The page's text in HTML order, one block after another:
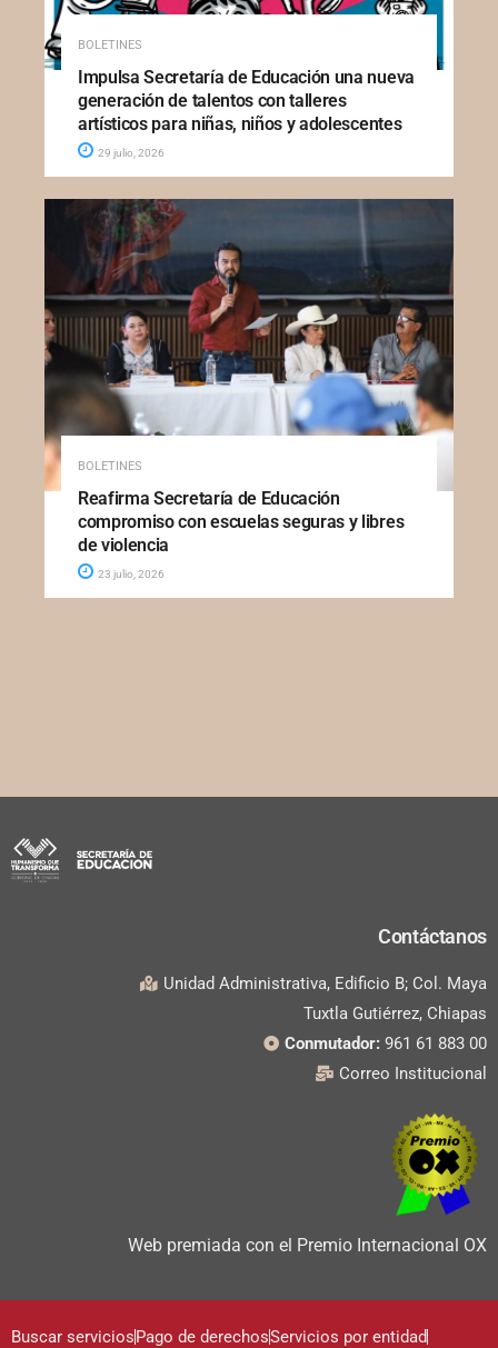
BOLETINES
Impulsa Secretaría de Educación una nueva
generación de talentos con talleres
artísticos para niñas, niños y adolescentes
29 julio, 2026
BOLETINES
Reafirma Secretaría de Educación
compromiso con escuelas seguras y libres
de violencia
23 julio, 2026
Contáctanos
Unidad Administrativa, Edificio B; Col. Maya
Tuxtla Gutiérrez, Chiapas
Conmutador: 961 61 883 00
Correo Institucional
Web premiada con el Premio Internacional OX
Buscar serviciosPago de derechosServicios por entidad